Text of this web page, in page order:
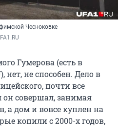
Чесноковке
Гумерова (есть в
нет, не способен. Дело в
почти все
совершал, занимая
а дом и вовсе куплен на
копили с 2000-х годов,